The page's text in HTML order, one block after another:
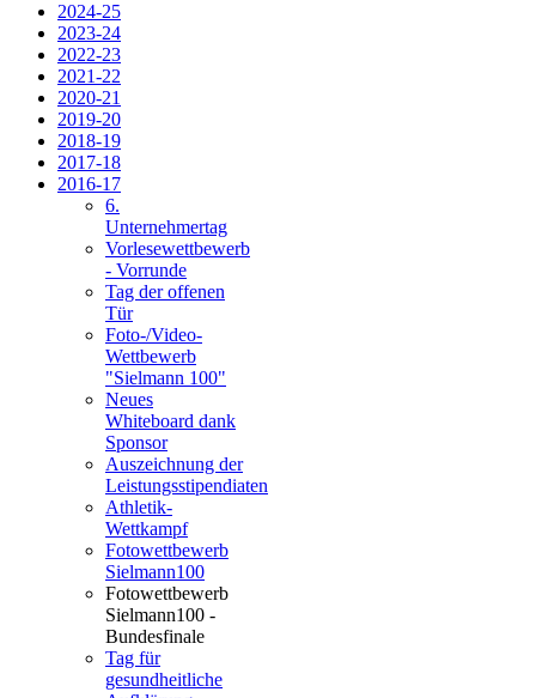
2024-25
2023-24
2022-23
2021-22
2020-21
2019-20
2018-19
2017-18
2016-17
6.
Unternehmertag
Vorlesewettbewerb
- Vorrunde
Tag der offenen
Tür
Foto-/Video-
Wettbewerb
"Sielmann 100"
Neues
Whiteboard dank
Sponsor
Auszeichnung der
Leistungsstipendiaten
Athletik-
Wettkampf
Fotowettbewerb
Sielmann100
Fotowettbewerb
Sielmann100 -
Bundesfinale
Tag für
gesundheitliche